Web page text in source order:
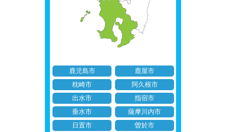
鹿児島市
鹿屋市
枕崎市
阿久根市
出水市
指宿市
垂水市
薩摩川内市
日置市
曽於市